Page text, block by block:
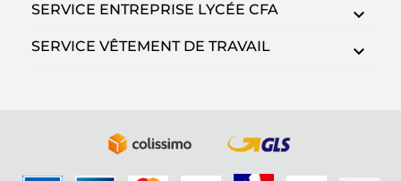
SERVICE ENTREPRISE LYCÉE CFA
SERVICE VÊTEMENT DE TRAVAIL